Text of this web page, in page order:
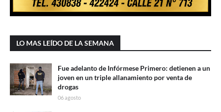
LO MAS LEÍDO DE LA SEMANA
Fue adelanto de Infórmese Primero: detienen a un
joven en un triple allanamiento por venta de
drogas
06 agosto